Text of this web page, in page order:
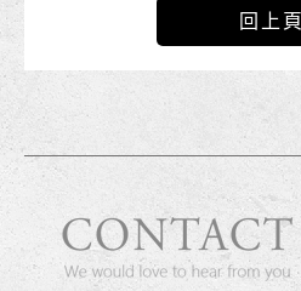
回上頁